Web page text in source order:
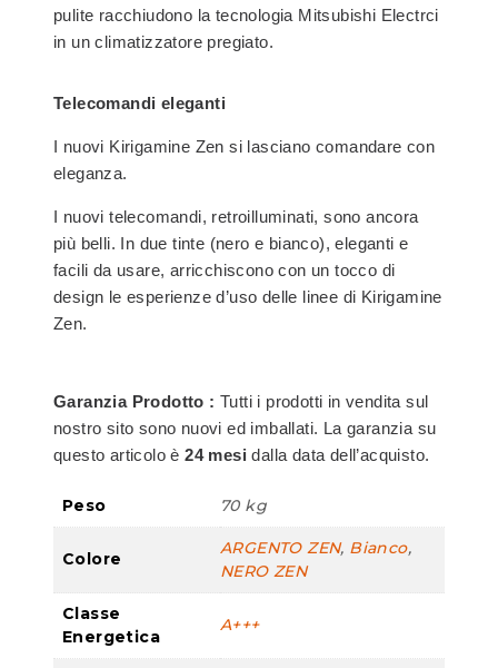
pulite racchiudono la tecnologia Mitsubishi Electrci
in un climatizzatore pregiato.
Telecomandi eleganti
I nuovi Kirigamine Zen si lasciano comandare con
eleganza.
I nuovi telecomandi, retroilluminati, sono ancora
più belli. In due tinte (nero e bianco), eleganti e
facili da usare, arricchiscono con un tocco di
design le esperienze d’uso delle linee di Kirigamine
Zen.
Garanzia Prodotto : Tutti i prodotti in vendita sul
nostro sito sono nuovi ed imballati. La garanzia su
questo articolo è24 mesidalla data dell’acquisto.
Peso 70 kg
Colore
ARGENTO ZEN, Bianco,
NERO ZEN
Classe
Energetica
A+++